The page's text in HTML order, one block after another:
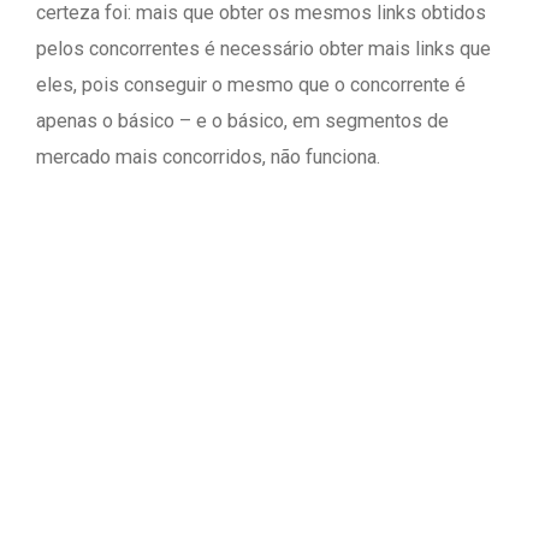
certeza foi: mais que obter os mesmos links obtidos
pelos concorrentes é necessário obter mais links que
eles, pois conseguir o mesmo que o concorrente é
apenas o básico – e o básico, em segmentos de
mercado mais concorridos, não funciona.